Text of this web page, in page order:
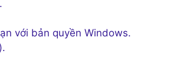
với bản quyền Windows.